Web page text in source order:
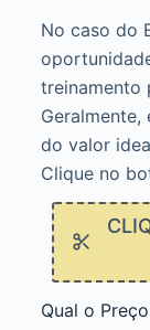
No caso do
treinamento
do valor
Clique no
Qual o